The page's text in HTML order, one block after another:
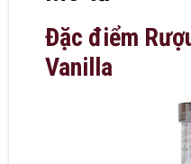
Đặc điểm
Vanilla